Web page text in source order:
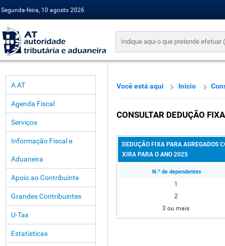
Segunda-feira, 10 agosto 2026
A AT
Agenda Fiscal
Serviços
Informação Fiscal e
Aduaneira
Apoio ao Contribuinte
Grandes Contribuintes
U-Tax
Estatísticas
Você está aqui Início
CONSULTAR DEDUÇÃO
DEDUÇÃO FIXA PARA AGREGADOS
XIRA PARA O ANO 2025
N.º de dependentes
1
2
3 ou mais